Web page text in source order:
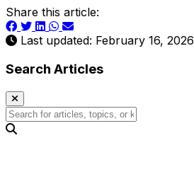
Share this article:
Last updated: February 16, 2026
Search Articles